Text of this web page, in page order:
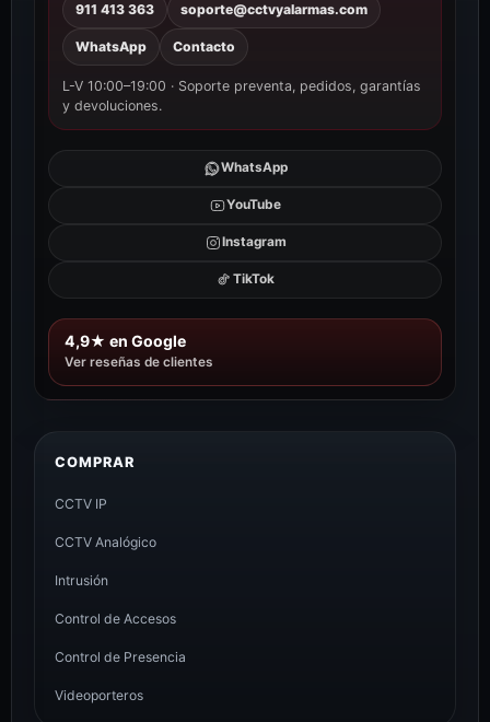
911 413 363 soporte@cctvyalarmas.com
WhatsApp Contacto
L-V 10:00–19:00 · Soporte preventa, pedidos, garantías
y devoluciones.
WhatsApp
YouTube
Instagram
TikTok
4,9★ en Google
Ver reseñas de clientes
COMPRAR
CCTV IP
CCTV Analógico
Intrusión
Control de Accesos
Control de Presencia
Videoporteros